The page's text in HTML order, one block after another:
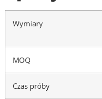
Wymiary
MOQ
Czas próby